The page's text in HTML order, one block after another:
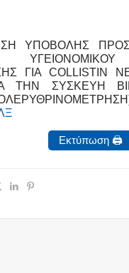
ΥΠΟΒΟΛΗΣ
ΓΙΑ COLLISTIN
ΤΗΝ ΣΥΣΚΕΥΗ
Εκτύπωση 🖨